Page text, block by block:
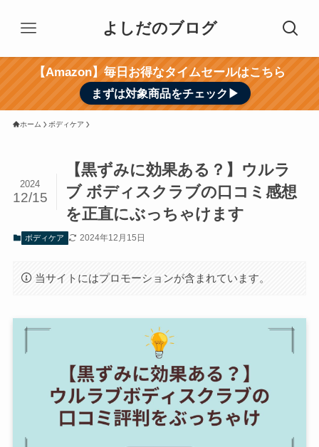
よしだのブログ
【Amazon】毎日お得なタイムセールはこちら
まずは対象商品をチェック▶︎
ホーム ボディケア
【黒ずみに効果ある？】ウルラ
ブ ボディスクラブの口コミ感想
を正直にぶっちゃけます
2024
12/15
ボディケア 2024年12月15日
当サイトにはプロモーションが含まれています。